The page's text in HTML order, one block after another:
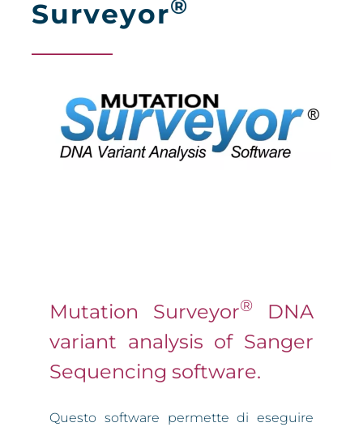
Surveyor®
Mutation Surveyor®
DNA
variant analysis of Sanger
Sequencing software.
Questo software permette di eseguire